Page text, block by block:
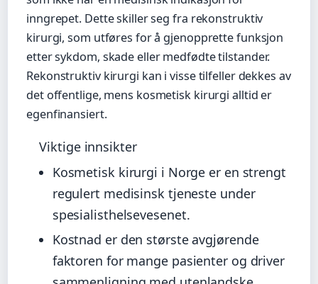
inngrepet. Dette skiller seg fra rekonstruktiv
kirurgi, som utføres for å gjenopprette funksjon
etter sykdom, skade eller medfødte tilstander.
Rekonstruktiv kirurgi kan i visse tilfeller dekkes av
det offentlige, mens kosmetisk kirurgi alltid er
egenfinansiert.
Viktige innsikter
Kosmetisk kirurgi i Norge er en strengt
regulert medisinsk tjeneste under
spesialisthelsevesenet.
Kostnad er den største avgjørende
faktoren for mange pasienter og driver